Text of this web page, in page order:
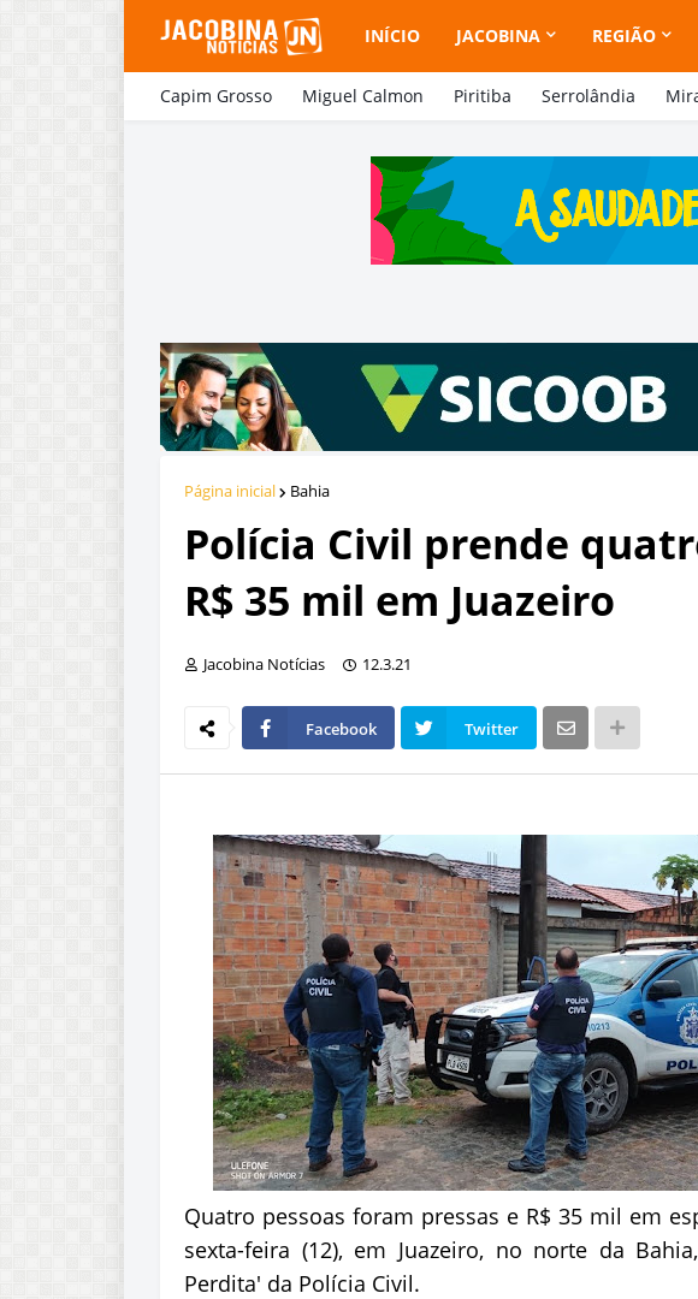
INÍCIO JACOBINA REGIÃO
Capim Grosso Miguel Calmon Piritiba Serrolândia
Página inicial Bahia
Polícia Civil prende
R$ 35 mil em Juazeiro
Jacobina Notícias 12.3.21
Facebook Twitter
Quatro pessoas foram pressas e R$ 35 mil em
sexta-feira (12), em Juazeiro, no norte da
Perdita' da Polícia Civil.